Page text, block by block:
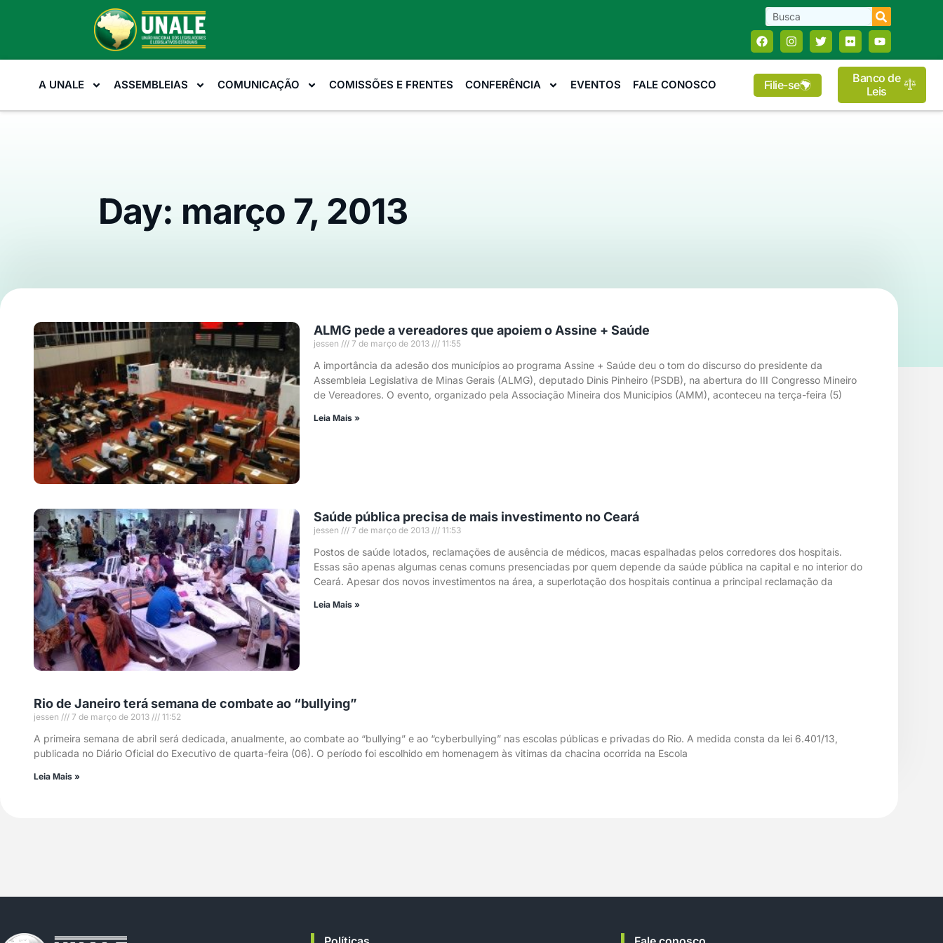
A UNALE ASSEMBLEIAS COMUNICAÇÃO COMISSÕES E FRENTES CONFERÊNCIA EVENTOS FALE CONOSCO Filie-se
Banco de
Leis
Day: março 7, 2013
ALMG pede a vereadores que apoiem o Assine + Saúde
jessen 7 de março de 2013 11:55
A importância da adesão dos municípios ao programa Assine + Saúde deu o tom do discurso do presidente da
Assembleia Legislativa de Minas Gerais (ALMG), deputado Dinis Pinheiro (PSDB), na abertura do III Congresso Mineiro
de Vereadores. O evento, organizado pela Associação Mineira dos Municípios (AMM), aconteceu na terça-feira (5)
Leia Mais »
Saúde pública precisa de mais investimento no Ceará
jessen 7 de março de 2013 11:53
Postos de saúde lotados, reclamações de ausência de médicos, macas espalhadas pelos corredores dos hospitais.
Essas são apenas algumas cenas comuns presenciadas por quem depende da saúde pública na capital e no interior do
Ceará. Apesar dos novos investimentos na área, a superlotação dos hospitais continua a principal reclamação da
Leia Mais »
Rio de Janeiro terá semana de combate ao “bullying”
jessen 7 de março de 2013 11:52
A primeira semana de abril será dedicada, anualmente, ao combate ao “bullying” e ao “cyberbullying” nas escolas públicas e privadas do Rio. A medida consta da lei 6.401/13,
publicada no Diário Oficial do Executivo de quarta-feira (06). O período foi escolhido em homenagem às vitimas da chacina ocorrida na Escola
Leia Mais »